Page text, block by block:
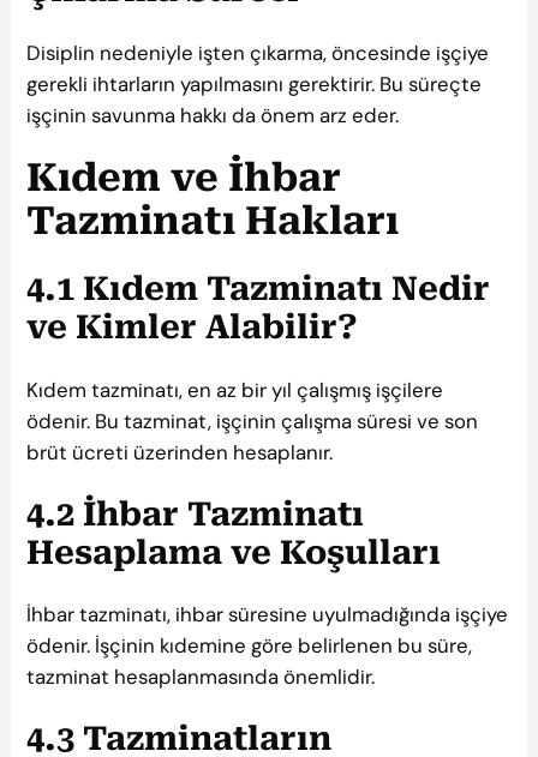
Disiplin nedeniyle işten çıkarma, öncesinde işçiye
gerekli ihtarların yapılmasını gerektirir. Bu süreçte
işçinin savunma hakkı da önem arz eder.
Kıdem ve İhbar
Tazminatı Hakları
4.1 Kıdem Tazminatı Nedir
ve Kimler Alabilir?
Kıdem tazminatı, en az bir yıl çalışmış işçilere
ödenir. Bu tazminat, işçinin çalışma süresi ve son
brüt ücreti üzerinden hesaplanır.
4.2 İhbar Tazminatı
Hesaplama ve Koşulları
İhbar tazminatı, ihbar süresine uyulmadığında işçiye
ödenir. İşçinin kıdemine göre belirlenen bu süre,
tazminat hesaplanmasında önemlidir.
4.3 Tazminatların